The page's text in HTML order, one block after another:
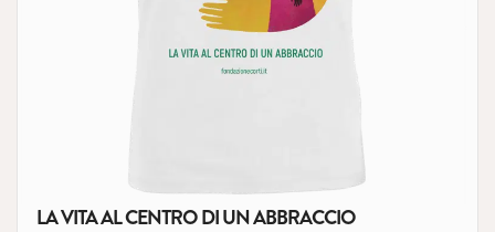
LA VITA AL CENTRO DI UN ABBRACCIO